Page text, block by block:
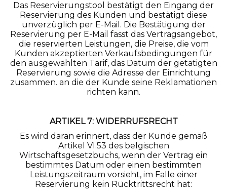
Das Reservierungstool bestätigt den Eingang der
Reservierung des Kunden und bestätigt diese
unverzüglich per E-Mail. Die Bestätigung der
Reservierung per E-Mail fasst das Vertragsangebot,
die reservierten Leistungen, die Preise, die vom
Kunden akzeptierten Verkaufsbedingungen für
den ausgewählten Tarif, das Datum der getätigten
Reservierung sowie die Adresse der Einrichtung
zusammen. an die der Kunde seine Reklamationen
richten kann.
ARTIKEL 7: WIDERRUFSRECHT
Es wird daran erinnert, dass der Kunde gemäß
Artikel VI.53 des belgischen
Wirtschaftsgesetzbuchs, wenn der Vertrag ein
bestimmtes Datum oder einen bestimmten
Leistungszeitraum vorsieht, im Falle einer
Reservierung kein Rücktrittsrecht hat: